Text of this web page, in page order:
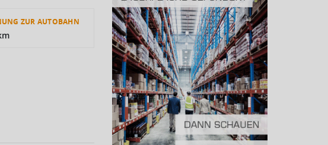
ZUR AUTOBAHN